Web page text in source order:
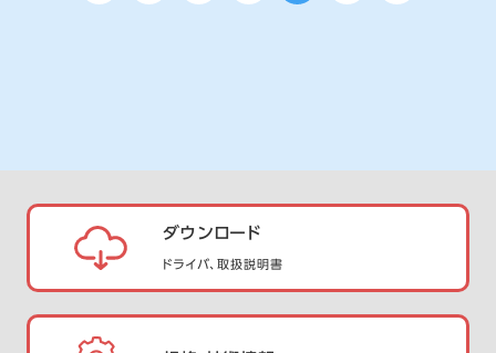
ダウンロード
ドライバ、取扱説明書